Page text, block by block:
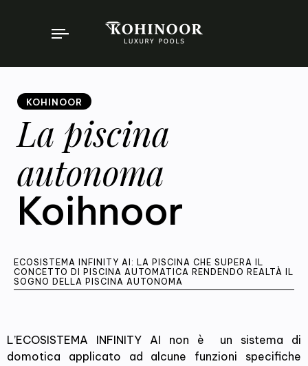
Toggle
KOHINOOR
La piscina
autonoma
Koihnoor
ECOSISTEMA INFINITY AI: LA PISCINA CHE SUPERA IL
CONCETTO DI PISCINA AUTOMATICA RENDENDO REALTÀ IL
SOGNO DELLA PISCINA AUTONOMA
L’ECOSISTEMA INFINITY AI non è un sistema di
domotica applicato ad alcune funzioni specifiche